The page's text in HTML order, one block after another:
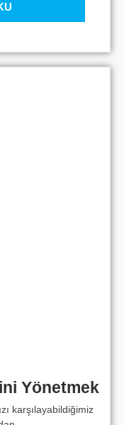
Yönetmek
karşılayabildiğimiz